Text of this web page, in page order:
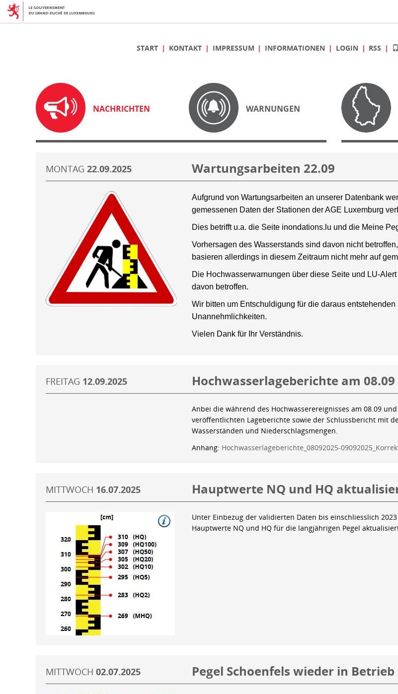
START KONTAKT IMPRESSUM INFORMATIONEN LOGIN RSS
NACHRICHTEN WARNUNGEN
MONTAG 22.09.2025 Wartungsarbeiten 22.09
Aufgrund von Wartungsarbeiten an unserer Datenbank
gemessenen Daten der Stationen der AGE Luxemburg
Dies betrifft u.a. die Seite inondations.lu und die Meine
Vorhersagen des Wasserstands sind davon nicht
basieren allerdings in diesem Zeitraum nicht mehr auf
Die Hochwasserwarnungen über diese Seite und LU-
davon betroffen.
Wir bitten um Entschuldigung für die daraus entstehenden
Unannehmlichkeiten.
Vielen Dank für Ihr Verständnis.
FREITAG 12.09.2025 Hochwasserlageberichte am 08.09
Anbei die während des Hochwasserereignisses am 08.09
veröffentlichten Lageberichte sowie der Schlussbericht mit
Wasserständen und Niederschlagsmengen.
Anhang: Hochwasserlageberichte_08092025-
MITTWOCH 16.07.2025 Hauptwerte NQ und HQ
Unter Einbezug der validierten Daten bis einschliesslich
Hauptwerte NQ und HQ für die langjährigen Pegel
MITTWOCH 02.07.2025 Pegel Schoenfels wieder in Betrieb